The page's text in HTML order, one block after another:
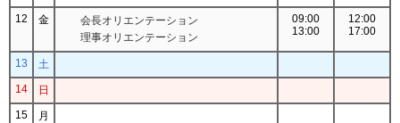
12 金
会長オリエンテーション
理事オリエンテーション
09:00
13:00
12:00
17:00
13
土
14
日
15
月